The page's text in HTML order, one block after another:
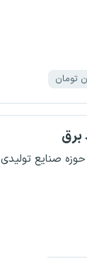
صنایع تولیدی